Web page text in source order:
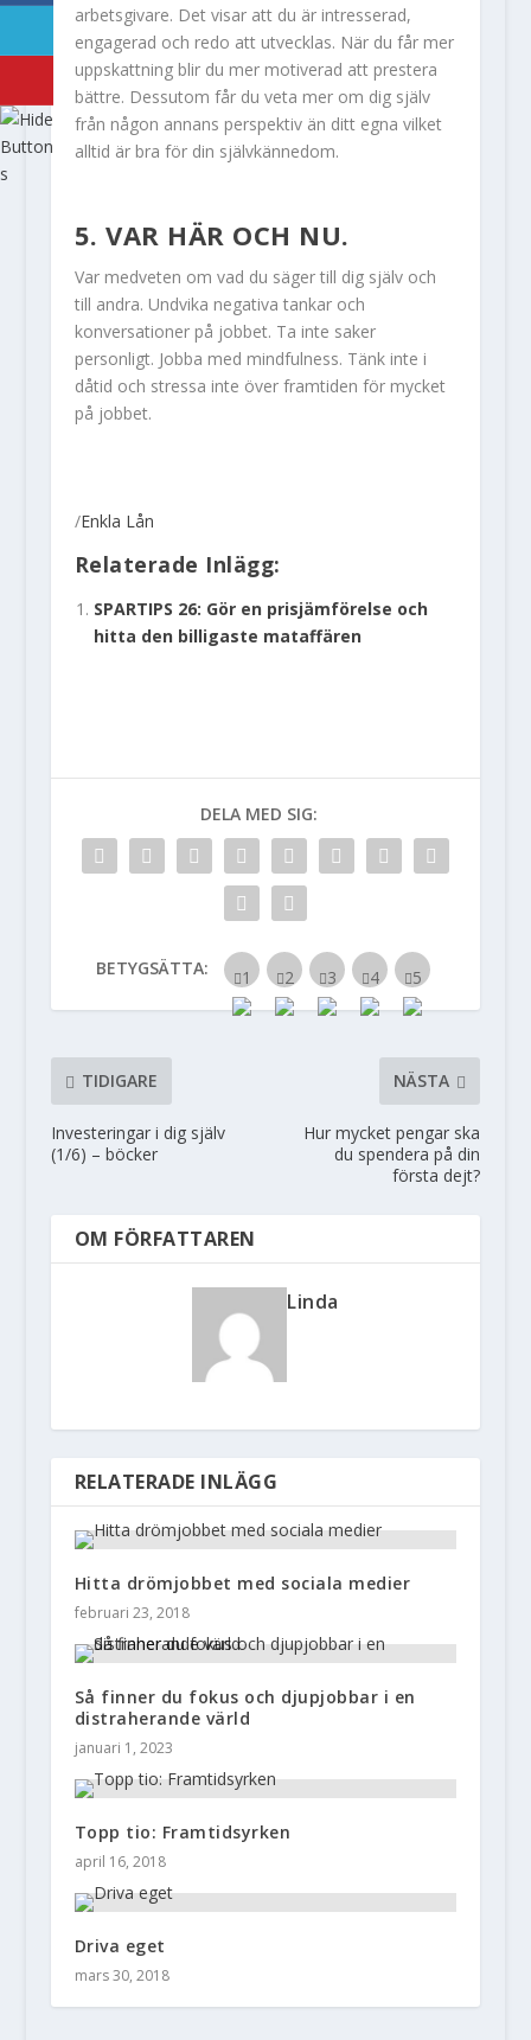
arbetsgivare. Det visar att du är intresserad,
engagerad och redo att utvecklas. När du får mer
uppskattning blir du mer motiverad att prestera
bättre. Dessutom får du veta mer om dig själv
från någon annans perspektiv än ditt egna vilket
alltid är bra för din självkännedom.
5. VAR HÄR OCH NU.
Var medveten om vad du säger till dig själv och
till andra. Undvika negativa tankar och
konversationer på jobbet. Ta inte saker
personligt. Jobba med mindfulness. Tänk inte i
dåtid och stressa inte över framtiden för mycket
på jobbet.
/Enkla Lån
Relaterade Inlägg:
SPARTIPS 26: Gör en prisjämförelse och
hitta den billigaste mataffären
DELA MED SIG:
BETYGSÄTTA:
TIDIGARE
Investeringar i dig själv
(1/6) – böcker
NÄSTA
Hur mycket pengar ska
du spendera på din
första dejt?
OM FÖRFATTAREN
Linda
RELATERADE INLÄGG
Hitta drömjobbet med sociala medier
februari 23, 2018
Så finner du fokus och djupjobbar i en
distraherande värld
januari 1, 2023
Topp tio: Framtidsyrken
april 16, 2018
Driva eget
mars 30, 2018